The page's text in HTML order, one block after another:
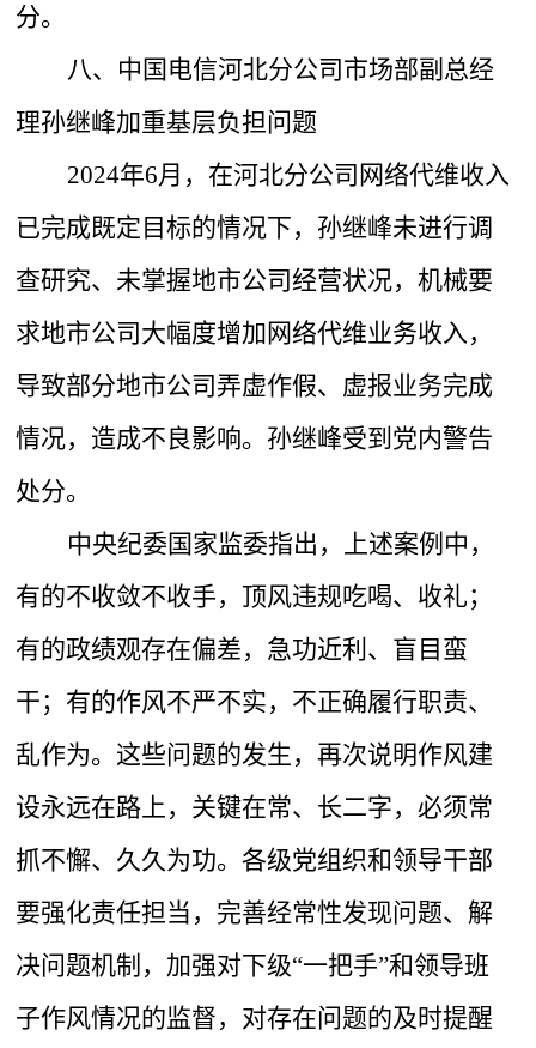
分。
八、中国电信河北分公司市场部副总经
理孙继峰加重基层负担问题
2024年6月，在河北分公司网络代维收入
已完成既定目标的情况下，孙继峰未进行调
查研究、未掌握地市公司经营状况，机械要
求地市公司大幅度增加网络代维业务收入，
导致部分地市公司弄虚作假、虚报业务完成
情况，造成不良影响。孙继峰受到党内警告
处分。
中央纪委国家监委指出，上述案例中，
有的不收敛不收手，顶风违规吃喝、收礼；
有的政绩观存在偏差，急功近利、盲目蛮
干；有的作风不严不实，不正确履行职责、
乱作为。这些问题的发生，再次说明作风建
设永远在路上，关键在常、长二字，必须常
抓不懈、久久为功。各级党组织和领导干部
要强化责任担当，完善经常性发现问题、解
决问题机制，加强对下级“一把手”和领导班
子作风情况的监督，对存在问题的及时提醒